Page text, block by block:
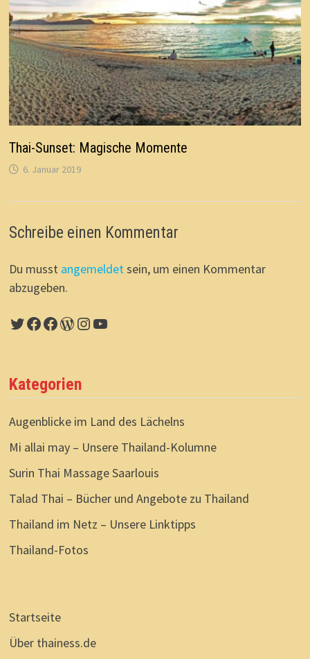
Thai-Sunset: Magische Momente
6. Januar 2019
Schreibe einen Kommentar
Du musst angemeldet sein, um einen Kommentar
abzugeben.
Twitter
Facebook
Facebook
WordPress
Instagram
YouTube
Kategorien
Augenblicke im Land des Lächelns
Mi allai may – Unsere Thailand-Kolumne
Surin Thai Massage Saarlouis
Talad Thai – Bücher und Angebote zu Thailand
Thailand im Netz – Unsere Linktipps
Thailand-Fotos
Startseite
Über thainess.de